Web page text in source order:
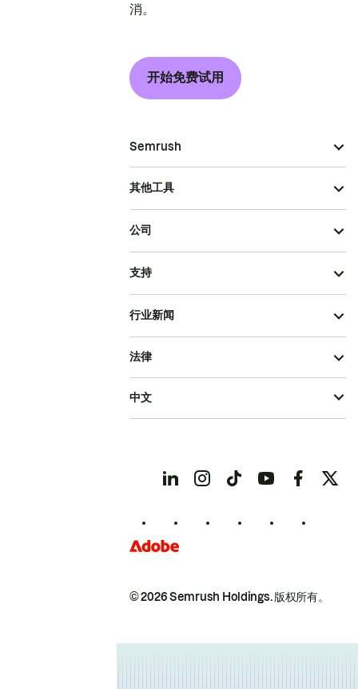
消。
开始免费试用
Semrush
其他工具
公司
支持
行业新闻
© 2026 Semrush Holdings.版权所有。
法律
中文